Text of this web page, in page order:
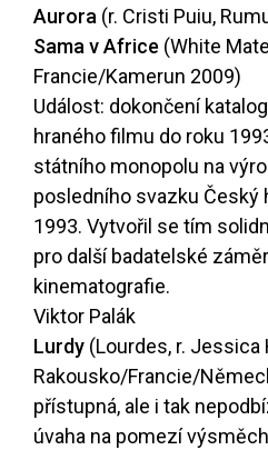
Aurora (r. Cristi Puiu,
Sama v Africe (White
Francie/Kamerun 2009)
Událost: dokončení
hraného filmu do roku
státního monopolu na
posledního svazku Český
1993. Vytvořil se tím
pro další badatelské
kinematografie.
Viktor Palák
Lurdy (Lourdes, r. Jessica
Rakousko/Francie/
přístupná, ale i tak
úvaha na pomezí